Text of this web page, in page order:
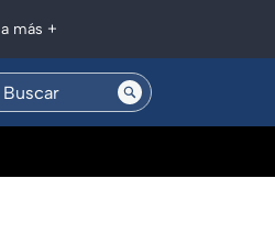
a más +